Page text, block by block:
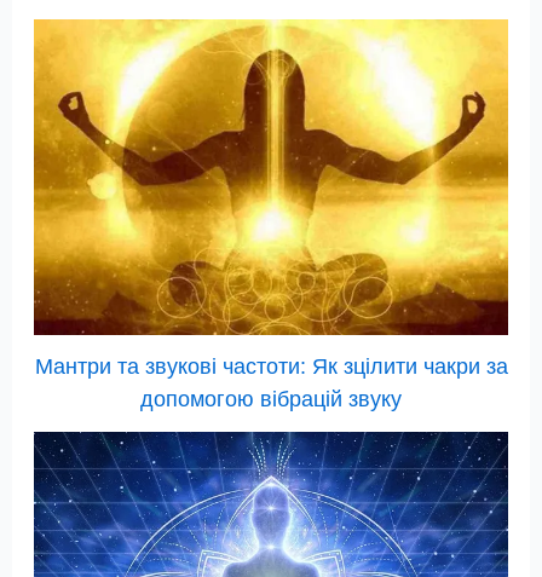
Мантри та звукові частоти: Як зцілити чакри за
допомогою вібрацій звуку